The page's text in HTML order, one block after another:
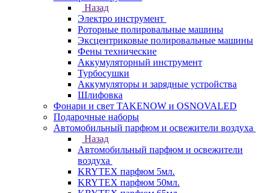
Назад
Электро инструмент
Роторные полировальные машины
Эксцентриковые полировальные машины
Фены технические
Аккумуляторный инструмент
Турбосушки
Аккумуляторы и зарядные устройства
Шлифовка
Фонари и свет TAKENOW и OSNOVALED
Подарочные наборы
Автомобильный парфюм и освежители воздуха
Назад
Автомобильный парфюм и освежители
воздуха
KRYTEX парфюм 5мл.
KRYTEX парфюм 50мл.